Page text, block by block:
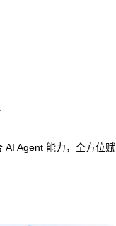
AI Agent 能力，全方位赋